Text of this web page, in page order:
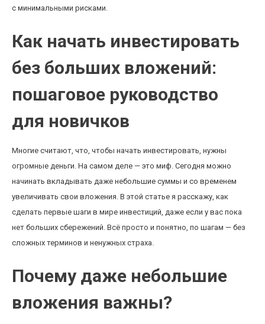
с минимальными рисками.
Как начать инвестировать
без больших вложений:
пошаговое руководство
для новичков
Многие считают, что, чтобы начать инвестировать, нужны
огромные деньги. На самом деле — это миф. Сегодня можно
начинать вкладывать даже небольшие суммы и со временем
увеличивать свои вложения. В этой статье я расскажу, как
сделать первые шаги в мире инвестиций, даже если у вас пока
нет больших сбережений. Всё просто и понятно, по шагам — без
сложных терминов и ненужных страха.
Почему даже небольшие
вложения важны?